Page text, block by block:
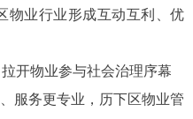
物业行业形成互动互利、优
开物业参与社会治理序幕
服务更专业，历下区物业管